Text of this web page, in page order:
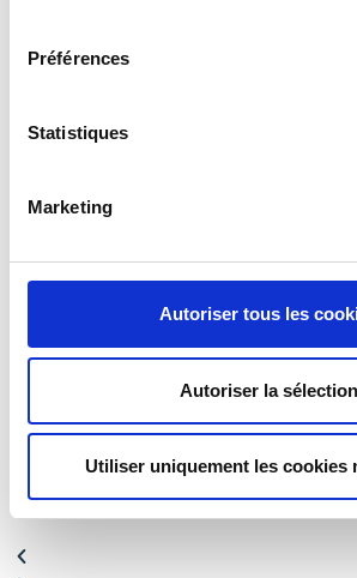
Préférences
Statistiques
Marketing
Autoriser tous les
Autoriser la sélection
Utiliser uniquement les cookies